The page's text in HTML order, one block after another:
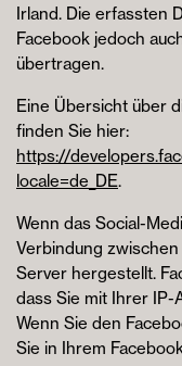
Irland. Die erfassten
Facebook jedoch
übertragen.
Eine Übersicht über
finden Sie hier:
https://
locale=de_DE.
Wenn das Social-
Verbindung
Server hergestellt.
dass Sie mit Ihrer IP-
Wenn Sie den
Sie in Ihrem